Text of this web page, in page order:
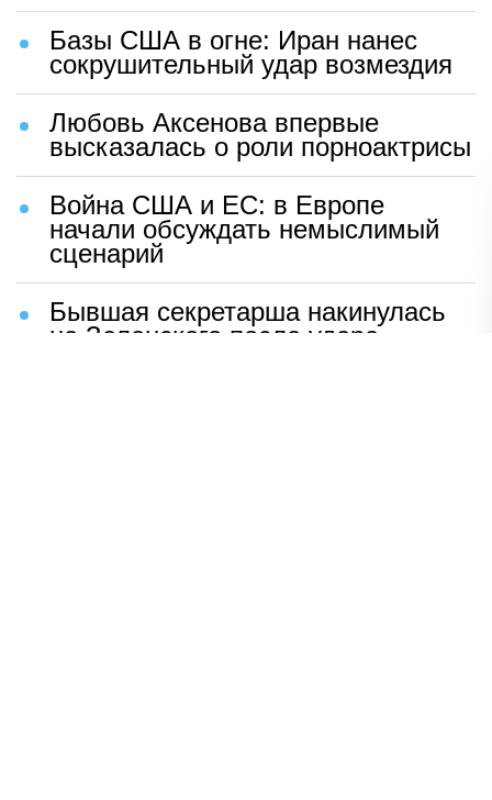
Базы США в огне: Иран нанес
сокрушительный удар возмездия
Любовь Аксенова впервые
высказалась о роли порноактрисы
Война США и ЕС: в Европе
начали обсуждать немыслимый
сценарий
Бывшая секретарша накинулась
на Зеленского после удара